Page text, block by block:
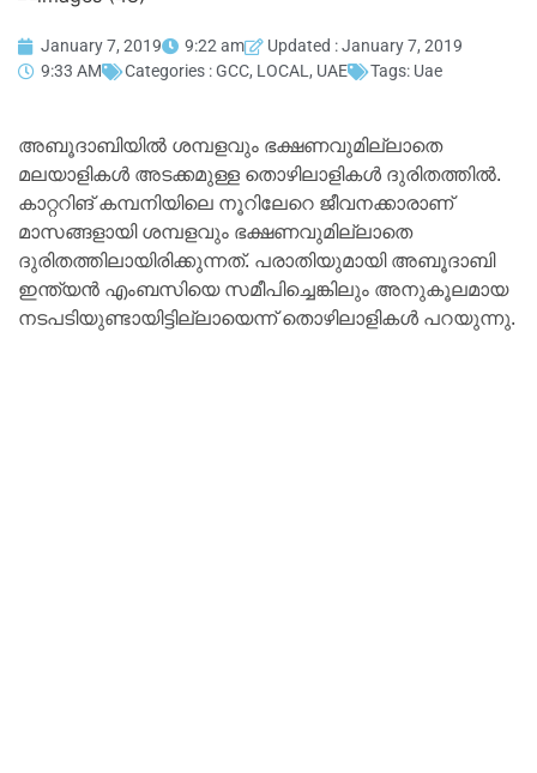
January 7, 2019 9:22 am
Updated : January 7, 2019
9:33 AM
Categories :GCC, LOCAL, UAE Tags: Uae
അബൂദാബിയില്‍ ശമ്പളവും ഭക്ഷണവുമില്ലാതെ
മലയാളികൾ അടക്കമുള്ള തൊഴിലാളികൾ ദുരിതത്തിൽ.
കാറ്ററിങ് കമ്പനിയിലെ നൂറിലേറെ ജീവനക്കാരാണ്
മാസങ്ങളായി ശമ്പളവും ഭക്ഷണവുമില്ലാതെ
ദുരിതത്തിലായിരിക്കുന്നത്. പരാതിയുമായി അബൂദാബി
ഇന്ത്യന്‍ എംബസിയെ സമീപിച്ചെങ്കിലും അനുകൂലമായ
നടപടിയുണ്ടായിട്ടില്ലായെന്ന് തൊഴിലാളികൾ പറയുന്നു.